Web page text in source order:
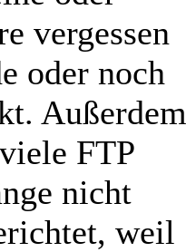
vergessen
oder noch
Außerdem
FTP
nicht
weil